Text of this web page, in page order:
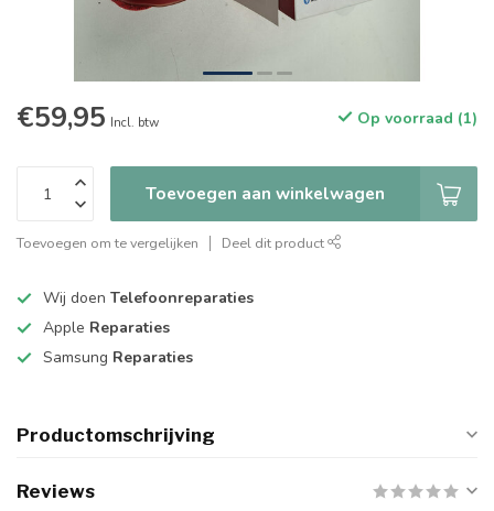
€59,95 Incl. btw Op voorraad (1)
Toevoegen aan winkelwagen
Toevoegen om te vergelijken Deel dit product
Wij doen Telefoonreparaties
Apple Reparaties
Samsung Reparaties
Productomschrijving
Reviews